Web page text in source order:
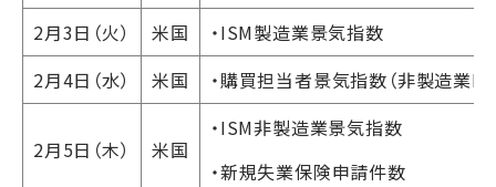
2月3日（火）
米国
・ISM製造業景気指数
2月4日（水）
米国 ・購買担当者景気指数（非製造業
2月5日（木） 米国
・ISM非製造業景気指数
・新規失業保険申請件数